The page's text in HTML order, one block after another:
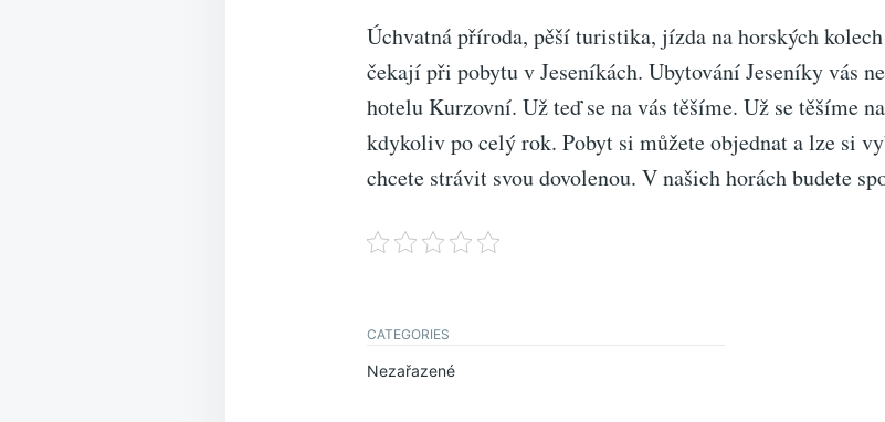
Úchvatná příroda, pěší turistika, jízda na horských
čekají při pobytu v Jeseníkách. Ubytování Jeseníky vás
hotelu Kurzovní. Už teď se na vás těšíme. Už se těšíme
kdykoliv po celý rok. Pobyt si můžete objednat a lze si
chcete strávit svou dovolenou. V našich horách budete
CATEGORIES
Nezařazené